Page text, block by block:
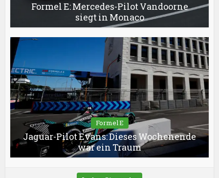
Formel E: Mercedes-Pilot Vandoorne
siegt in Monaco
Formel E
Jaguar-Pilot Evans: Dieses Wochenende
war ein Traum